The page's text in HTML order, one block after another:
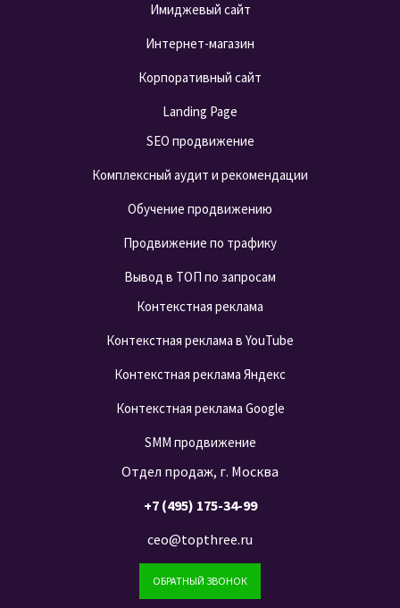
Имиджевый сайт
Интернет-магазин
Корпоративный сайт
Landing Page
SEO продвижение
Комплексный аудит и рекомендации
Обучение продвижению
Продвижение по трафику
Вывод в ТОП по запросам
Контекстная реклама
Контекстная реклама в YouTube
Контекстная реклама Яндекс
Контекстная реклама Google
SMM продвижение
Отдел продаж, г. Москва
+7 (495) 175-34-99
ceo@topthree.ru
ОБРАТНЫЙ ЗВОНОК